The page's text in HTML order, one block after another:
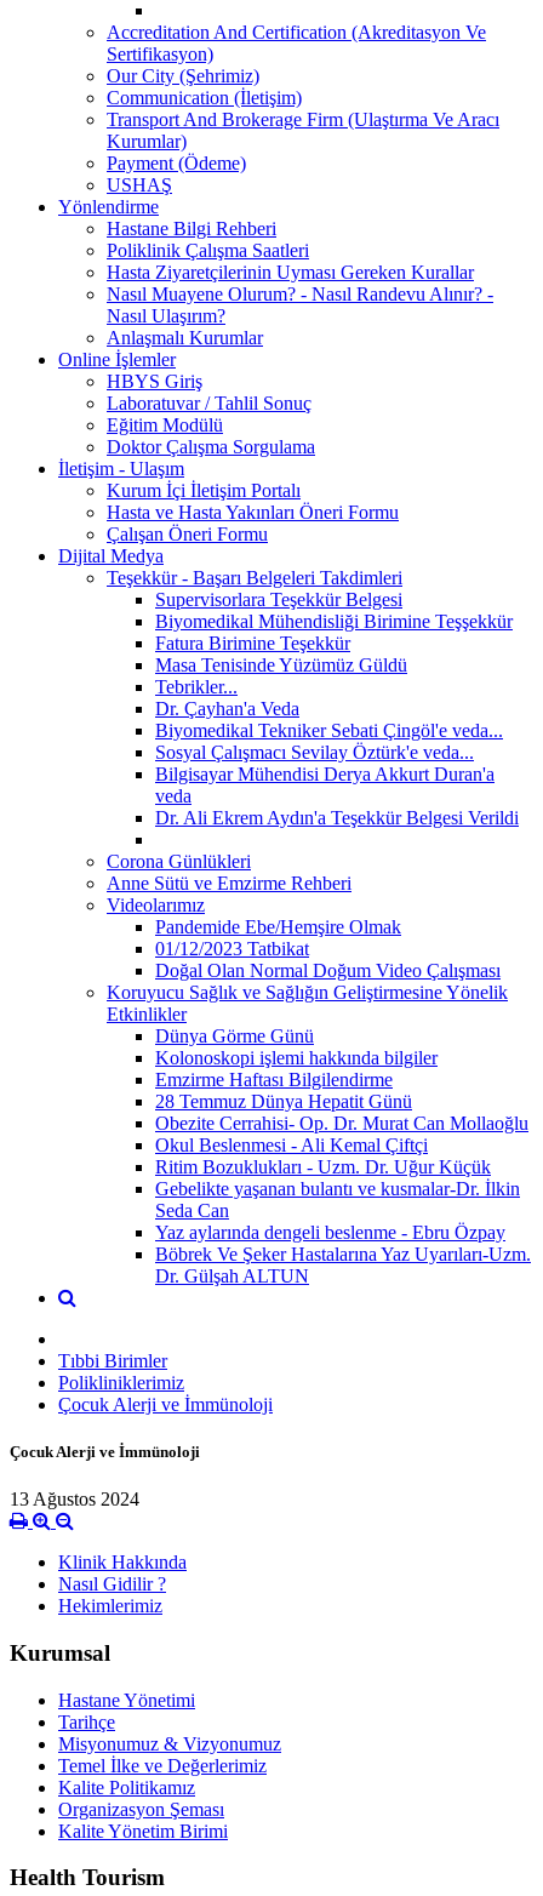
Accreditation And Certification (Akreditasyon Ve
Sertifikasyon)
Our City (Şehrimiz)
Communication (İletişim)
Transport And Brokerage Firm (Ulaştırma Ve Aracı
Kurumlar)
Payment (Ödeme)
USHAŞ
Yönlendirme
Hastane Bilgi Rehberi
Poliklinik Çalışma Saatleri
Hasta Ziyaretçilerinin Uyması Gereken Kurallar
Nasıl Muayene Olurum? - Nasıl Randevu Alınır? -
Nasıl Ulaşırım?
Anlaşmalı Kurumlar
Online İşlemler
HBYS Giriş
Laboratuvar / Tahlil Sonuç
Eğitim Modülü
Doktor Çalışma Sorgulama
İletişim - Ulaşım
Kurum İçi İletişim Portalı
Hasta ve Hasta Yakınları Öneri Formu
Çalışan Öneri Formu
Dijital Medya
Teşekkür - Başarı Belgeleri Takdimleri
Supervisorlara Teşekkür Belgesi
Biyomedikal Mühendisliği Birimine Teşşekkür
Fatura Birimine Teşekkür
Masa Tenisinde Yüzümüz Güldü
Tebrikler...
Dr. Çayhan'a Veda
Biyomedikal Tekniker Sebati Çingöl'e veda...
Sosyal Çalışmacı Sevilay Öztürk'e veda...
Bilgisayar Mühendisi Derya Akkurt Duran'a
veda
Dr. Ali Ekrem Aydın'a Teşekkür Belgesi Verildi
Corona Günlükleri
Anne Sütü ve Emzirme Rehberi
Videolarımız
Pandemide Ebe/Hemşire Olmak
01/12/2023 Tatbikat
Doğal Olan Normal Doğum Video Çalışması
Koruyucu Sağlık ve Sağlığın Geliştirmesine Yönelik
Etkinlikler
Dünya Görme Günü
Kolonoskopi işlemi hakkında bilgiler
Emzirme Haftası Bilgilendirme
28 Temmuz Dünya Hepatit Günü
Obezite Cerrahisi- Op. Dr. Murat Can Mollaoğlu
Okul Beslenmesi - Ali Kemal Çiftçi
Ritim Bozuklukları - Uzm. Dr. Uğur Küçük
Gebelikte yaşanan bulantı ve kusmalar-Dr. İlkin
Seda Can
Yaz aylarında dengeli beslenme - Ebru Özpay
Böbrek Ve Şeker Hastalarına Yaz Uyarıları-Uzm.
Dr. Gülşah ALTUN
Tıbbi Birimler
Polikliniklerimiz
Çocuk Alerji ve İmmünoloji
Çocuk Alerji ve İmmünoloji
13 Ağustos 2024
Klinik Hakkında
Nasıl Gidilir ?
Hekimlerimiz
Kurumsal
Hastane Yönetimi
Tarihçe
Misyonumuz & Vizyonumuz
Temel İlke ve Değerlerimiz
Kalite Politikamız
Organizasyon Şeması
Kalite Yönetim Birimi
Health Tourism